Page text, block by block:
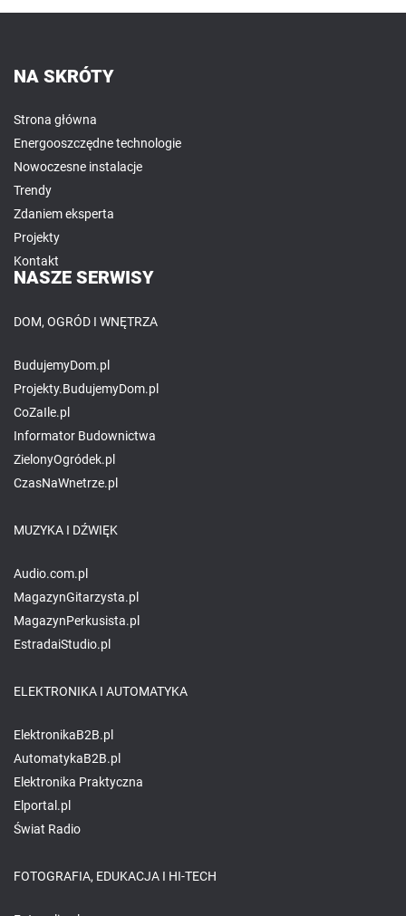
NA SKRÓTY
Strona główna
Energooszczędne technologie
Nowoczesne instalacje
Trendy
Zdaniem eksperta
Projekty
Kontakt
NASZE SERWISY
DOM, OGRÓD I WNĘTRZA
BudujemyDom.pl
Projekty.BudujemyDom.pl
CoZaIle.pl
Informator Budownictwa
ZielonyOgródek.pl
CzasNaWnetrze.pl
MUZYKA I DŹWIĘK
Audio.com.pl
MagazynGitarzysta.pl
MagazynPerkusista.pl
EstradaiStudio.pl
ELEKTRONIKA I AUTOMATYKA
ElektronikaB2B.pl
AutomatykaB2B.pl
Elektronika Praktyczna
Elportal.pl
Świat Radio
FOTOGRAFIA, EDUKACJA I HI-TECH